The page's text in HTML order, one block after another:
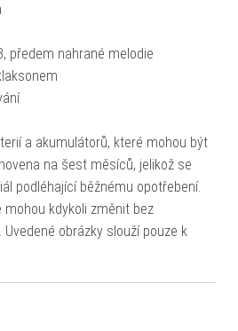
předem nahrané melodie
a akumulátorů, které mohou být
na šest měsíců, jelikož se
podléhající běžnému opotřebení.
kdykoli změnit bez
obrázky slouží pouze k